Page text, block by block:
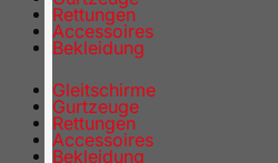
Rettungen
Accessoires
Bekleidung
Gleitschirme
Gurtzeuge
Rettungen
Accessoires
Bekleidung